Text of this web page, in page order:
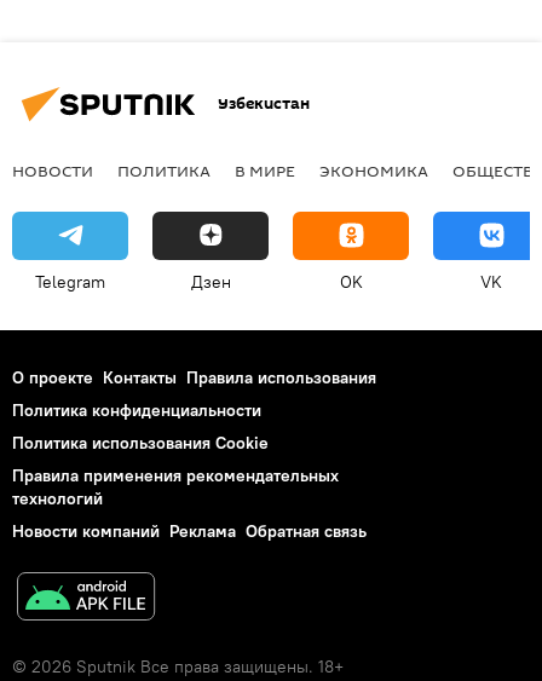
Узбекистан
НОВОСТИ ПОЛИТИКА В МИРЕ ЭКОНОМИКА
Telegram Дзен OK VK
О проекте Контакты Правила использования
Политика конфиденциальности
Политика использования Cookie
Правила применения рекомендательных
технологий
Новости компаний Реклама Обратная связь
© 2026 Sputnik Все права защищены. 18+